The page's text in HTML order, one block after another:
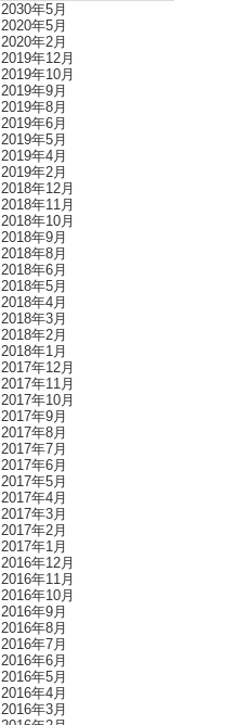
2030年5月
2020年5月
2020年2月
2019年12月
2019年10月
2019年9月
2019年8月
2019年6月
2019年5月
2019年4月
2019年2月
2018年12月
2018年11月
2018年10月
2018年9月
2018年8月
2018年6月
2018年5月
2018年4月
2018年3月
2018年2月
2018年1月
2017年12月
2017年11月
2017年10月
2017年9月
2017年8月
2017年7月
2017年6月
2017年5月
2017年4月
2017年3月
2017年2月
2017年1月
2016年12月
2016年11月
2016年10月
2016年9月
2016年8月
2016年7月
2016年6月
2016年5月
2016年4月
2016年3月